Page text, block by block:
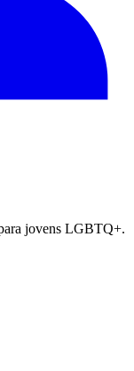
jovens LGBTQ+.